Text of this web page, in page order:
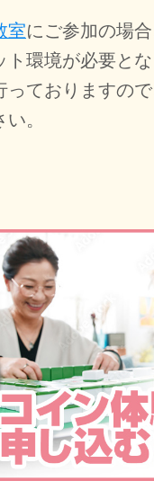
室にご参加の場
ト環境が必要とな
っておりますの
。